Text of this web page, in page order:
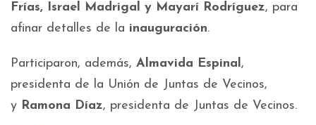
Frías, Israel Madrigal y Mayarí Rodríguez, para
afinar detalles de la inauguración.
Participaron, además, Almavida Espinal,
presidenta de la Unión de Juntas de Vecinos,
y Ramona Díaz, presidenta de Juntas de Vecinos.